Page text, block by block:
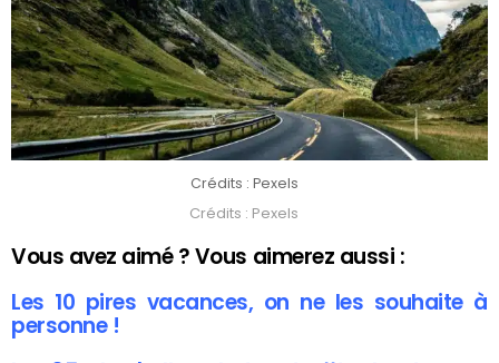
Crédits : Pexels
Crédits : Pexels
Vous avez aimé ? Vous aimerez aussi :
Les 10 pires vacances, on ne les souhaite à
personne !